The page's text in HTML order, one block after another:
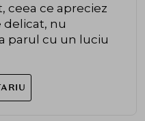
ceea ce apreciez
delicat, nu
parul cu un luciu